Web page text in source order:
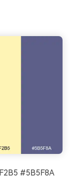
#5B5F8A